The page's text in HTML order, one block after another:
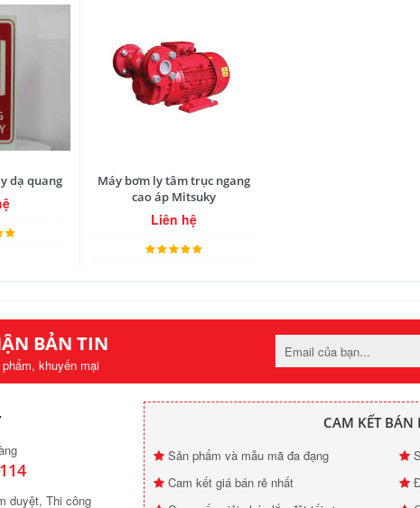
dạ quang
Máy bơm ly tâm trục ngang
cao áp Mitsuky
Liên hệ
BẢN TIN
khuyến mại
duyệt, Thi công
CAM KẾT BÁN
Sản phẩm và mẫu mã đa đạng
Cam kết giá bán rẻ nhất